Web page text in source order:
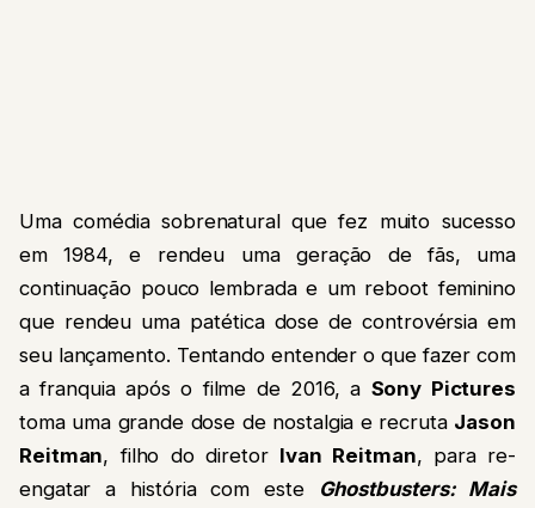
Uma comédia sobrenatural que fez muito sucesso
em 1984, e rendeu uma geração de fãs, uma
continuação pouco lembrada e um reboot feminino
que rendeu uma patética dose de controvérsia em
seu lançamento. Tentando entender o que fazer com
a franquia após o filme de 2016, a Sony Pictures
toma uma grande dose de nostalgia e recruta Jason
Reitman, filho do diretor Ivan Reitman, para re-
engatar a história com este
Ghostbusters: Mais